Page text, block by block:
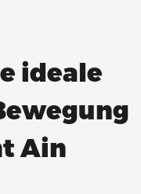
ideale
Ain